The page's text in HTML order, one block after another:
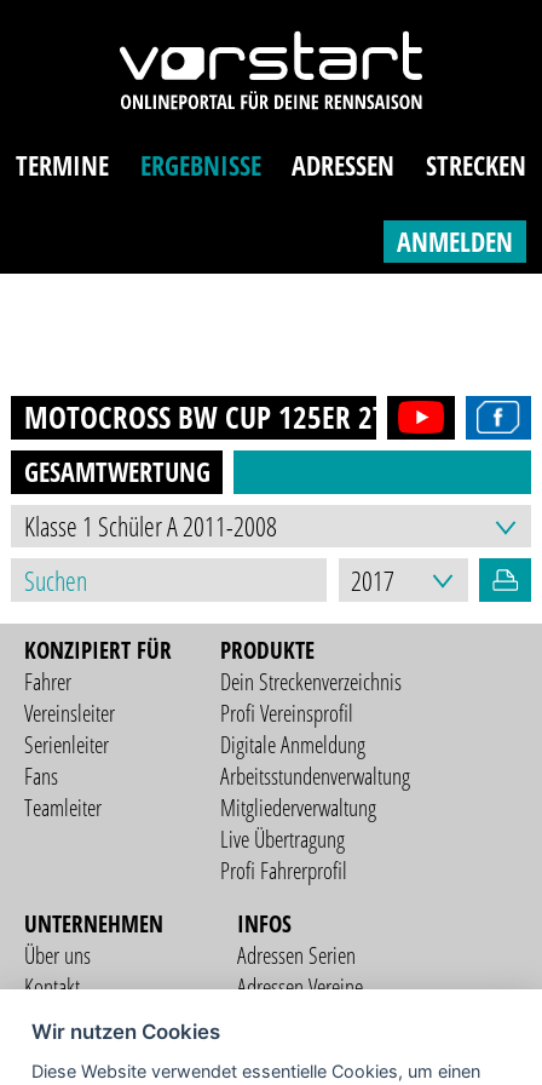
TERMINE ERGEBNISSE ADRESSEN STRECKEN
ANMELDEN
MOTOCROSS BW CUP 125ER 2T (13-21J.)
GESAMTWERTUNG
KONZIPIERT FÜR
Fahrer
Vereinsleiter
Serienleiter
Fans
Teamleiter
PRODUKTE
Dein Streckenverzeichnis
Profi Vereinsprofil
Digitale Anmeldung
Arbeitsstundenverwaltung
Mitgliederverwaltung
Live Übertragung
Profi Fahrerprofil
UNTERNEHMEN
Über uns
Kontakt
Nutzungsbedingungen
Datenschutzerklärung
INFOS
Adressen Serien
Adressen Vereine
Wir nutzen Cookies
Diese Website verwendet essentielle Cookies, um einen